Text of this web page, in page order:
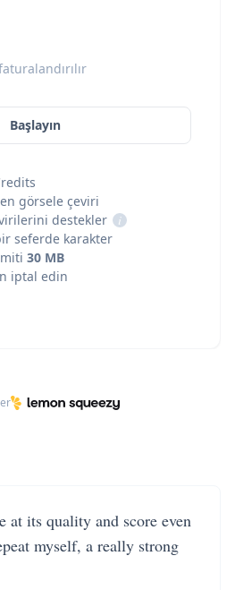
Başlayın
görsele çeviri
destekler
i
seferde karakter
30 MB
iptal edin
at its quality and score even
myself, a really strong